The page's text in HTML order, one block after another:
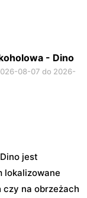
159
- Dino
08-07 do 2026-
jest
lokalizowane
czy na obrzeżach